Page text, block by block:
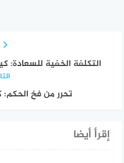
التكلفة الخفية للسعادة:
تحرر من فخ
إقرأ أيضا